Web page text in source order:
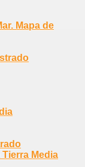
Mapa de
Media